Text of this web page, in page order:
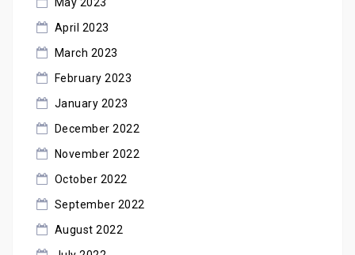
May 2023
April 2023
March 2023
February 2023
January 2023
December 2022
November 2022
October 2022
September 2022
August 2022